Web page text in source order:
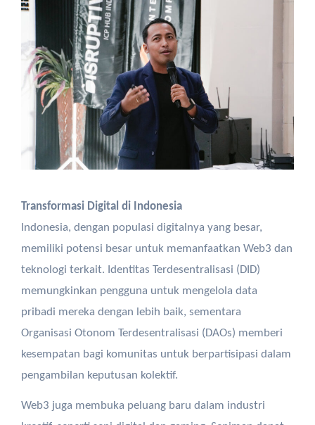
Transformasi Digital di Indonesia
Indonesia, dengan populasi digitalnya yang besar,
memiliki potensi besar untuk memanfaatkan Web3 dan
teknologi terkait. Identitas Terdesentralisasi (DID)
memungkinkan pengguna untuk mengelola data
pribadi mereka dengan lebih baik, sementara
Organisasi Otonom Terdesentralisasi (DAOs) memberi
kesempatan bagi komunitas untuk berpartisipasi dalam
pengambilan keputusan kolektif.
Web3 juga membuka peluang baru dalam industri